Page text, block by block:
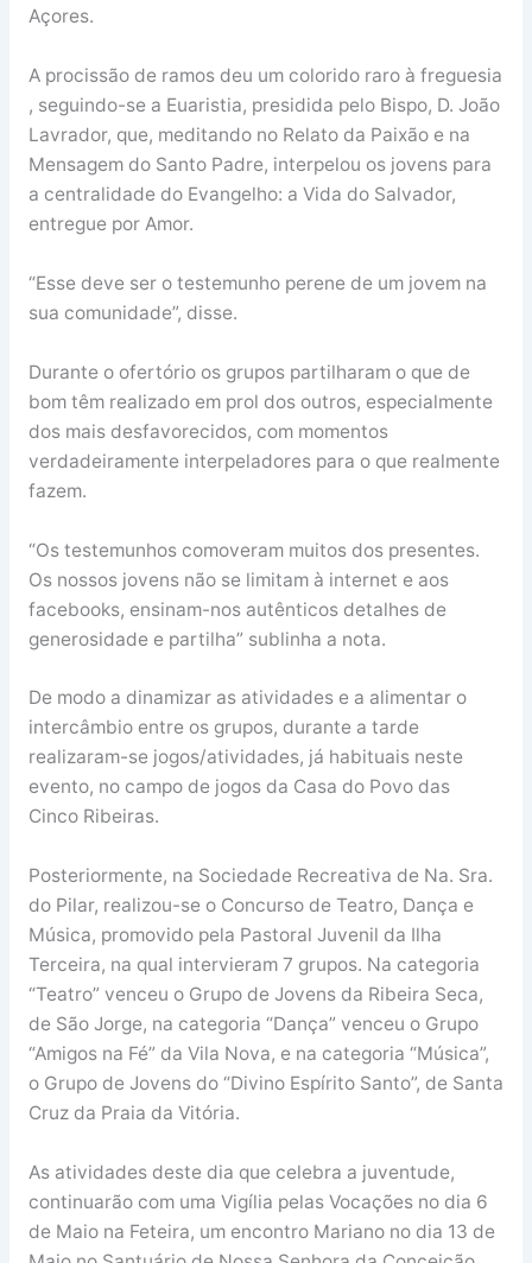
Açores.
A procissão de ramos deu um colorido raro à freguesia
, seguindo-se a Euaristia, presidida pelo Bispo, D. João
Lavrador, que, meditando no Relato da Paixão e na
Mensagem do Santo Padre, interpelou os jovens para
a centralidade do Evangelho: a Vida do Salvador,
entregue por Amor.
“Esse deve ser o testemunho perene de um jovem na
sua comunidade”, disse.
Durante o ofertório os grupos partilharam o que de
bom têm realizado em prol dos outros, especialmente
dos mais desfavorecidos, com momentos
verdadeiramente interpeladores para o que realmente
fazem.
“Os testemunhos comoveram muitos dos presentes.
Os nossos jovens não se limitam à internet e aos
facebooks, ensinam-nos autênticos detalhes de
generosidade e partilha” sublinha a nota.
De modo a dinamizar as atividades e a alimentar o
intercâmbio entre os grupos, durante a tarde
realizaram-se jogos/atividades, já habituais neste
evento, no campo de jogos da Casa do Povo das
Cinco Ribeiras.
Posteriormente, na Sociedade Recreativa de Na. Sra.
do Pilar, realizou-se o Concurso de Teatro, Dança e
Música, promovido pela Pastoral Juvenil da Ilha
Terceira, na qual intervieram 7 grupos. Na categoria
“Teatro” venceu o Grupo de Jovens da Ribeira Seca,
de São Jorge, na categoria “Dança” venceu o Grupo
“Amigos na Fé” da Vila Nova, e na categoria “Música”,
o Grupo de Jovens do “Divino Espírito Santo”, de Santa
Cruz da Praia da Vitória.
As atividades deste dia que celebra a juventude,
continuarão com uma Vigília pelas Vocações no dia 6
de Maio na Feteira, um encontro Mariano no dia 13 de